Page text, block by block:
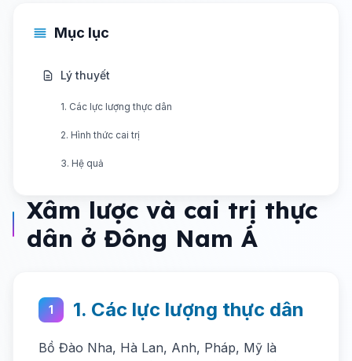
Mục lục
Lý thuyết
1. Các lực lượng thực dân
2. Hình thức cai trị
3. Hệ quả
Xâm lược và cai trị thực
dân ở Đông Nam Á
1 1. Các lực lượng thực dân
Bồ Đào Nha, Hà Lan, Anh, Pháp, Mỹ là